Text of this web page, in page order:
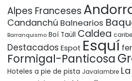
Alpes Franceses
Candanchú Balnearios
Barranquismo Boí Taüll Caldea
Destacados Espot Esquí
Formigal-Panticosa
Hoteles a pie de pista Javalambre